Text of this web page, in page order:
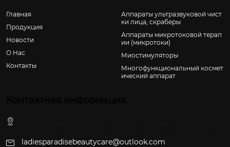
Главная
Продукция
Новости
О Hас
Контакты
Аппараты ультразвуковой чист
ки лица, скраберы
Аппараты микротоковой терап
ии (микротоки)
Миостимуляторы
Многофункциональный космет
ический аппарат
ladiesparadisebeautycare@outlook.com